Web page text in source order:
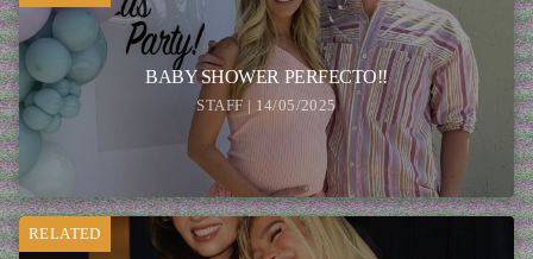
BABY SHOWER PERFECTO!!
STAFF | 14/05/2025
RELATED